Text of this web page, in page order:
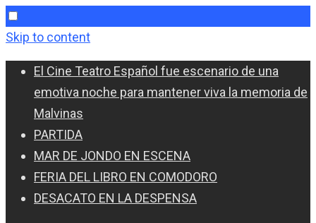
Skip to content
El Cine Teatro Español fue escenario de una
emotiva noche para mantener viva la memoria de
Malvinas
PARTIDA
MAR DE JONDO EN ESCENA
FERIA DEL LIBRO EN COMODORO
DESACATO EN LA DESPENSA